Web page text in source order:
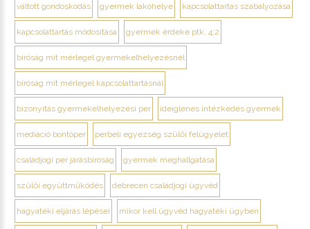
váltott gondoskodás gyermek lakóhelye kapcsolattartás szabályozása
kapcsolattartás módosítása gyermek érdeke ptk. 4:2
bíróság mit mérlegel gyermekelhelyezésnél
bíróság mit mérlegel kapcsolattartásnál
bizonyítás gyermekelhelyezési per ideiglenes intézkedés gyermek
mediáció bontóper perbeli egyezség szülői felügyelet
családjogi per járásbíróság gyermek meghallgatása
szülői együttműködés debrecen családjogi ügyvéd
hagyatéki eljárás lépései mikor kell ügyvéd hagyatéki ügyben